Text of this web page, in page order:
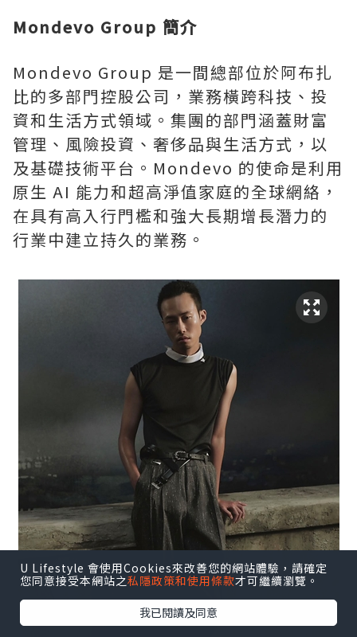
Mondevo Group 簡介
Mondevo Group 是一間總部位於阿布扎
比的多部門控股公司，業務橫跨科技、投
資和生活方式領域。集團的部門涵蓋財富
管理、風險投資、奢侈品與生活方式，以
及基礎技術平台。Mondevo 的使命是利用
原生 AI 能力和超高淨值家庭的全球網絡，
在具有高入行門檻和強大長期增長潛力的
行業中建立持久的業務。
U Lifestyle 會使用Cookies來改善您的網站體驗，請確定
您同意接受本網站之私隱政策和使用條款才可繼續瀏覽。
我已閱讀及同意